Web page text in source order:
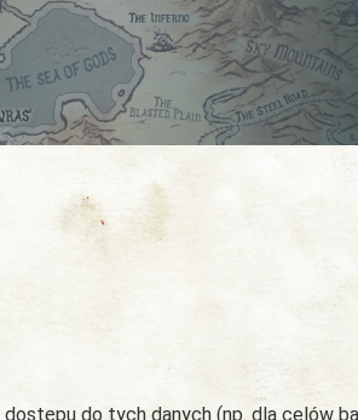
do tych danych (np. dla celów